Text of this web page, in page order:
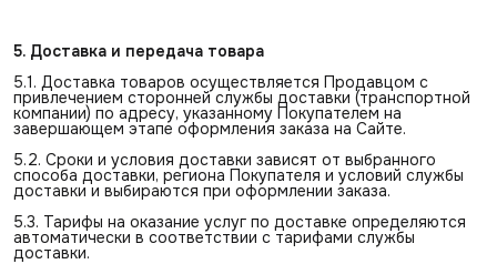
5. Доставка и передача товара
5.1. Доставка товаров осуществляется Продавцом с
привлечением сторонней службы доставки (транспортной
компании) по адресу, указанному Покупателем на
завершающем этапе оформления заказа на Сайте.
5.2. Сроки и условия доставки зависят от выбранного
способа доставки, региона Покупателя и условий службы
доставки и выбираются при оформлении заказа.
5.3. Тарифы на оказание услуг по доставке определяются
автоматически в соответствии с тарифами службы
доставки.